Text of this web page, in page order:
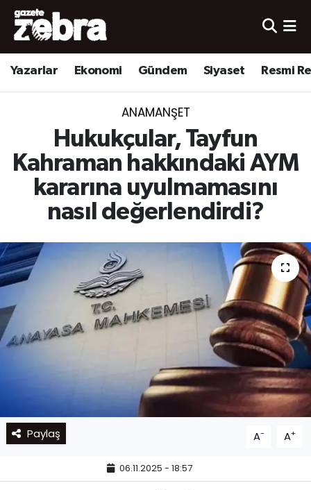
Yazarlar Ekonomi Gündem Siyaset Resmi
ANAMANŞET
Hukukçular, Tayfun
Kahraman hakkındaki AYM
kararına uyulmamasını
nasıl değerlendirdi?
Paylaş A- A+
06.11.2025 - 18:57
Yazarlar
Ekonomi
Yerel
Spor
Nöbetçi Eczaneler
Hava Durumu
Süper Lig Puan Durumu ve Fikstür
Tüm Manşetler
Haber Arşivi